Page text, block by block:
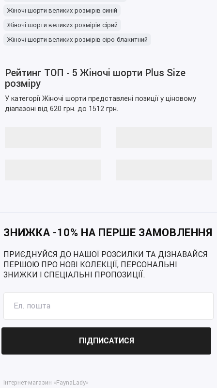
Жіночі шорти великих розмірів синій
Жіночі шорти великих розмірів сірий
Жіночі шорти великих розмірів сіро-блакитний
Жіночі шорти великих розмірів блакитно-зелений
Жіночі шорти великих розмірів білий
Жіночі шорти великих розмірів кольору чорний
Жіночі шорти великих розмірів кольору сірий
Жіночі шорти великих розмірів кольору блакитний
Рейтинг ТОП - 5 Жіночі шорти Plus Size
розміру
У категорії Жіночі шорти представлені позиції у ціновому
діапазоні від 620 грн. до 1512 грн.
ЗНИЖКА -10% НА ПЕРШЕ ЗАМОВЛЕННЯ
ПРИЄДНУЙСЯ ДО НАШОЇ РОЗСИЛКИ ТА ДІЗНАВАЙСЯ
ПЕРШОЮ ПРО НОВІ КОЛЕКЦІЇ, ПЕРСОНАЛЬНІ
ЗНИЖКИ І СПЕЦІАЛЬНІ ПРОПОЗИЦІЇ.
ПІДПИСАТИСЯ
Інтернет-магазин «FaynaLady»